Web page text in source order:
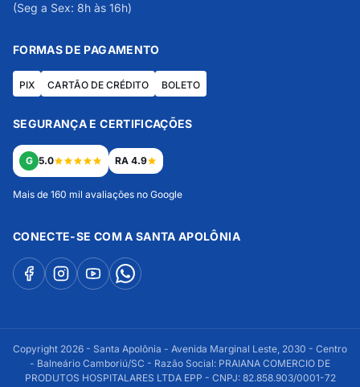
(Seg a Sex: 8h às 16h)
FORMAS DE PAGAMENTO
PIX CARTÃO DE CRÉDITO BOLETO
SEGURANÇA E CERTIFICAÇÕES
G 5.0 RA 4.9
Mais de 160 mil avaliações no Google
CONECTE-SE COM A SANTA APOLÔNIA
Copyright 2026 - Santa Apolônia - Avenida Marginal Leste, 2030 - Centro
- Balneário Camboriú/SC - Razão Social: PRAIANA COMERCIO DE
PRODUTOS HOSPITALARES LTDA EPP - CNPJ: 82.858.903/0001-72